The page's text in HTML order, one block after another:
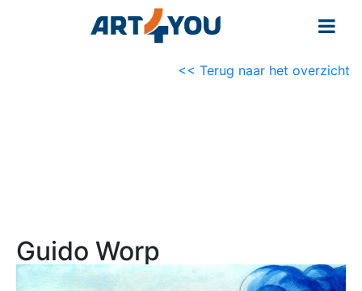
<< Terug naar het overzicht
Guido Worp